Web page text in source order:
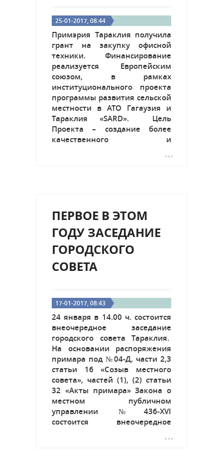
25-01-2017, 08:44
Примэрия Тараклия получила
грант на закупку офисной
техники. Финансирование
реализуется Европейским
союзом, в рамках
институционального проекта
программы развития сельской
местности в АТО Гагаузия и
Тараклия «SARD». Цель
Проекта – создание более
качественного и
взаимодействия между
связи с тем, что в примэрии
устарела материально-
техническая...
ПЕРВОЕ В ЭТОМ
ГОДУ ЗАСЕДАНИЕ
ГОРОДСКОГО
СОВЕТА
17-01-2017, 08:43
24 января в 14.00 ч. состоится
внеочередное заседание
городского совета Тараклия.
На основании распоряжения
примара под №04-Д, части 2,3
статьи 16 «Созыв местного
совета», частей (1), (2) статьи
32 «Акты примара» Закона о
местном публичном
управлении №436-XVI
состоится внеочередное
В повестке дня включены